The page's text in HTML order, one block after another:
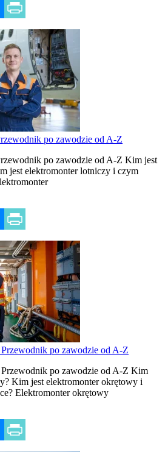
po zawodzie od A-Z
po zawodzie od A-Z Kim jest
jest elektromonter lotniczy i czym
po zawodzie od A-Z
po zawodzie od A-Z Kim
Kim jest elektromonter okrętowy i
Elektromonter okrętowy